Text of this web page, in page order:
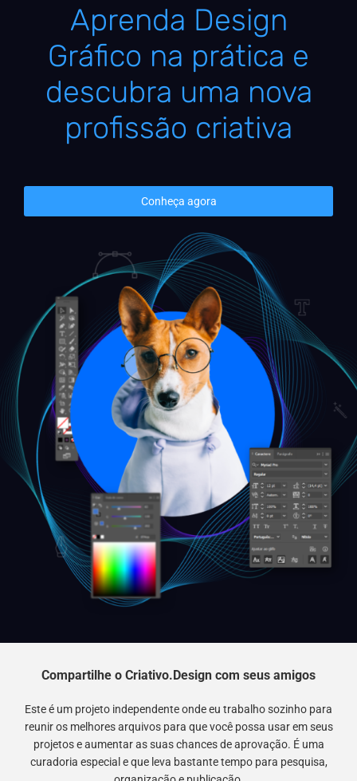
Aprenda Design
Gráfico na prática e
descubra uma nova
profissão criativa
Conheça agora
Compartilhe o Criativo.Design com seus amigos
Este é um projeto independente onde eu trabalho sozinho para
reunir os melhores arquivos para que você possa usar em seus
projetos e aumentar as suas chances de aprovação. É uma
curadoria especial e que leva bastante tempo para pesquisa,